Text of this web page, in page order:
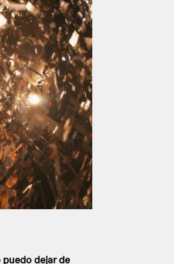
dejar de